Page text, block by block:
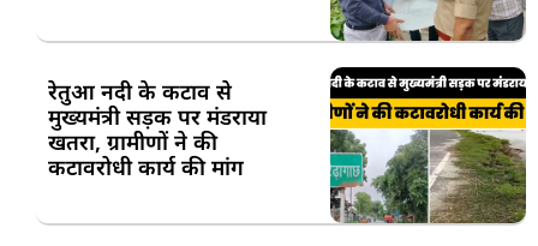
रेतुआ नदी के कटाव से
मुख्यमंत्री सड़क पर मंडराया
खतरा, ग्रामीणों ने की
कटावरोधी कार्य की मांग